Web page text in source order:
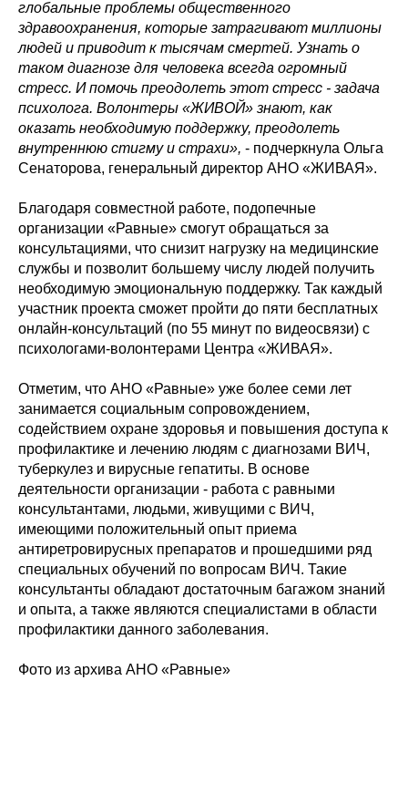
глобальные проблемы общественного
здравоохранения, которые затрагивают миллионы
людей и приводит к тысячам смертей. Узнать о
таком диагнозе для человека всегда огромный
стресс. И помочь преодолеть этот стресс - задача
психолога. Волонтеры «ЖИВОЙ» знают, как
оказать необходимую поддержку, преодолеть
внутреннюю стигму и страхи», - подчеркнула Ольга
Сенаторова, генеральный директор АНО «ЖИВАЯ».
Благодаря совместной работе, подопечные
организации «Равные» смогут обращаться за
консультациями, что снизит нагрузку на медицинские
службы и позволит большему числу людей получить
необходимую эмоциональную поддержку. Так каждый
участник проекта сможет пройти до пяти бесплатных
онлайн-консультаций (по 55 минут по видеосвязи) с
психологами-волонтерами Центра «ЖИВАЯ».
Отметим, что АНО «Равные» уже более семи лет
занимается социальным сопровождением,
содействием охране здоровья и повышения доступа к
профилактике и лечению людям с диагнозами ВИЧ,
туберкулез и вирусные гепатиты. В основе
деятельности организации - работа с равными
консультантами, людьми, живущими с ВИЧ,
имеющими положительный опыт приема
антиретровирусных препаратов и прошедшими ряд
специальных обучений по вопросам ВИЧ. Такие
консультанты обладают достаточным багажом знаний
и опыта, а также являются специалистами в области
профилактики данного заболевания.
Фото из архива АНО «Равные»